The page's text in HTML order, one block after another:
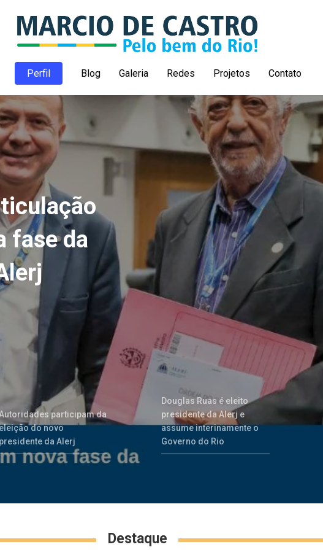
Perfil Blog Galeria Redes Projetos Contato
fase da
eleito
e
o
assume
a
do
Janeiro
Autoridades participam da
do novo
presidente da Alerj
Douglas Ruas é eleito
presidente da Alerj e
assume interinamente o
Governo do Rio
Destaque